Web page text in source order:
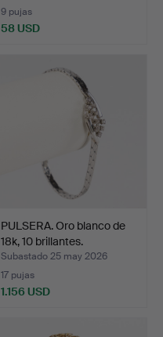
9 pujas
58 USD
PULSERA. Oro blanco de
18k, 10 brillantes.
Subastado 25 may 2026
17 pujas
1.156 USD